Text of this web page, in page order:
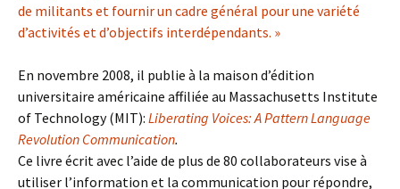
de militants et fournir un cadre général pour une variété
d’activités et d’objectifs interdépendants. »
En novembre 2008, il publie à la maison d’édition
universitaire américaine affiliée au Massachusetts Institute
of Technology (MIT): Liberating Voices: A Pattern Language
Revolution Communication.
Ce livre écrit avec l’aide de plus de 80 collaborateurs vise à
utiliser l’information et la communication pour répondre,